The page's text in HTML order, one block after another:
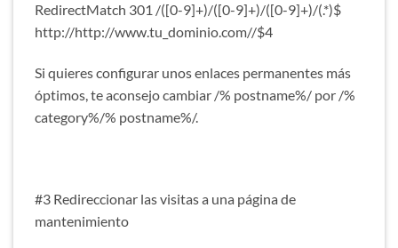
RedirectMatch 301 /([0-9]+)/([0-9]+)/([0-9]+)/(.*)$
http://http://www.tu_dominio.com//$4
Si quieres configurar unos enlaces permanentes más
óptimos, te aconsejo cambiar /% postname%/ por /%
category%/% postname%/.
#3 Redireccionar las visitas a una página de
mantenimiento